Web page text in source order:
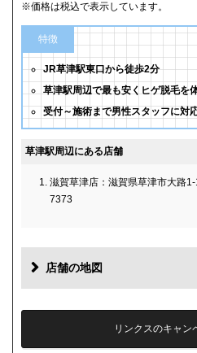
※価格は税込で表示しています。
特徴
JR草津駅東口から徒歩2分
草津駅周辺で最も安くヒゲ脱毛を
受付～施術まで男性スタッフに対
草津駅周辺にある店舗
滋賀草津店：滋賀県草津市大路
7373
店舗の地図
リンクスのキャン